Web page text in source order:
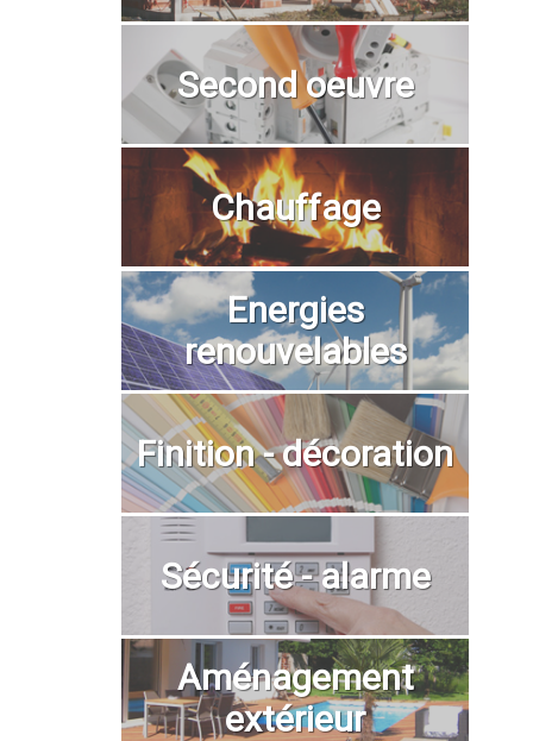
Second oeuvre
Chauffage
Energies
renouvelables
Finition - décoration
Sécurité - alarme
Aménagement
extérieur